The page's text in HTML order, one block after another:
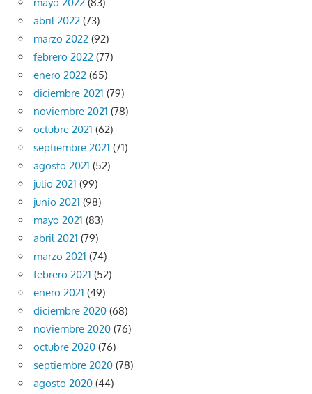
mayo 2022 (83)
abril 2022 (73)
marzo 2022 (92)
febrero 2022 (77)
enero 2022 (65)
diciembre 2021 (79)
noviembre 2021 (78)
octubre 2021 (62)
septiembre 2021 (71)
agosto 2021 (52)
julio 2021 (99)
junio 2021 (98)
mayo 2021 (83)
abril 2021 (79)
marzo 2021 (74)
febrero 2021 (52)
enero 2021 (49)
diciembre 2020 (68)
noviembre 2020 (76)
octubre 2020 (76)
septiembre 2020 (78)
agosto 2020 (44)